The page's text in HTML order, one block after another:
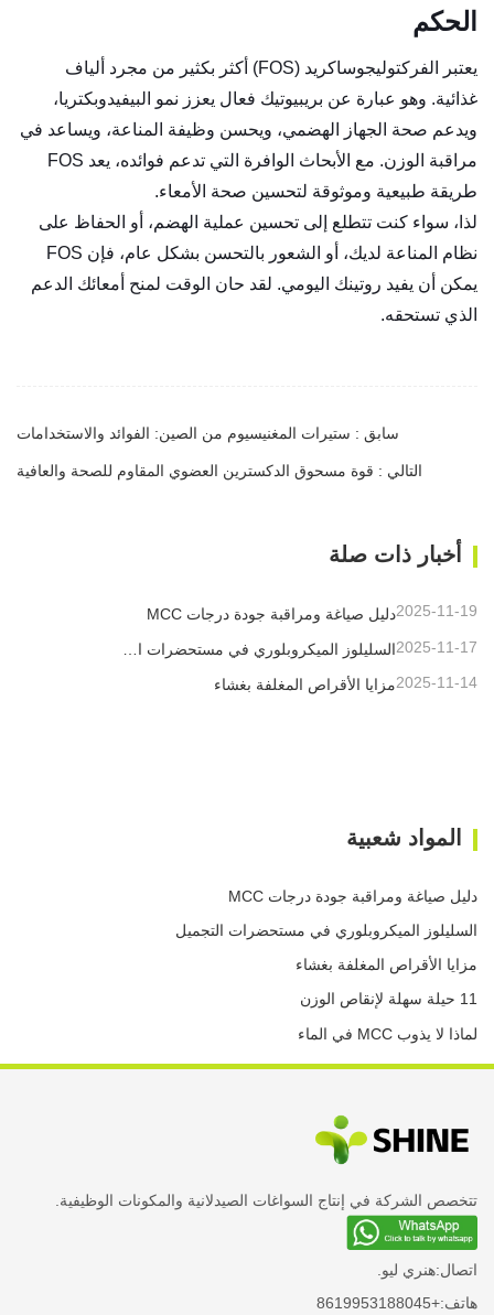
الحكم
يعتبر الفركتوليجوساكريد (FOS) أكثر بكثير من مجرد ألياف
غذائية. وهو عبارة عن بريبيوتيك فعال يعزز نمو البيفيدوبكتريا،
ويدعم صحة الجهاز الهضمي، ويحسن وظيفة المناعة، ويساعد في
مراقبة الوزن. مع الأبحاث الوافرة التي تدعم فوائده، يعد FOS
طريقة طبيعية وموثوقة لتحسين صحة الأمعاء.
لذا، سواء كنت تتطلع إلى تحسين عملية الهضم، أو الحفاظ على
نظام المناعة لديك، أو الشعور بالتحسن بشكل عام، فإن FOS
يمكن أن يفيد روتينك اليومي. لقد حان الوقت لمنح أمعائك الدعم
الذي تستحقه.
سابق : ستيرات المغنيسيوم من الصين: الفوائد والاستخدامات
التالي : قوة مسحوق الدكسترين العضوي المقاوم للصحة والعافية
أخبار ذات صلة
دليل صياغة ومراقبة جودة درجات MCC2025-11-19
2025-11-17
مزايا الأقراص المغلفة بغشاء2025-11-14
المواد شعبية
دليل صياغة ومراقبة جودة درجات MCC
السليلوز الميكروبلوري في مستحضرات التجميل
مزايا الأقراص المغلفة بغشاء
11 حيلة سهلة لإنقاص الوزن
لماذا لا يذوب MCC في الماء
تتخصص الشركة في إنتاج السواغات الصيدلانية والمكونات الوظيفية.
اتصال:هنري ليو.
هاتف:+8619953188045